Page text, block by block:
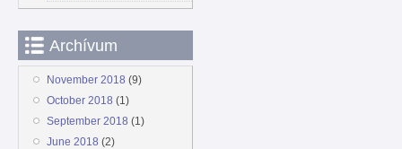
Archívum
November 2018 (9)
October 2018 (1)
September 2018 (1)
June 2018 (2)